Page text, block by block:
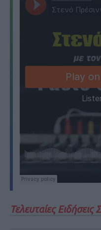
Τελευταίες Ειδήσεις